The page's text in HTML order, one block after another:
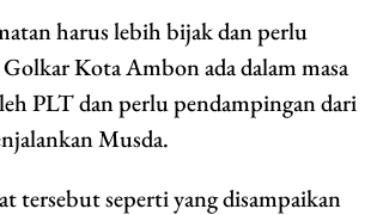
harus lebih bijak dan perlu
Kota Ambon ada dalam masa
PLT dan perlu pendampingan dari
Musda.
tersebut seperti yang disampaikan